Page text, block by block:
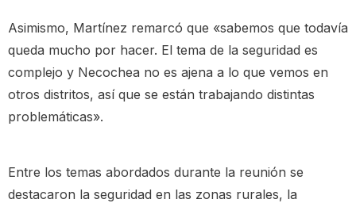
Asimismo, Martínez remarcó que «sabemos que todavía
queda mucho por hacer. El tema de la seguridad es
complejo y Necochea no es ajena a lo que vemos en
otros distritos, así que se están trabajando distintas
problemáticas».
Entre los temas abordados durante la reunión se
destacaron la seguridad en las zonas rurales, la